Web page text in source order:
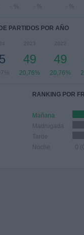
- % - % - %
PARTIDOS POR AÑO
2023
49
20,76%
2022
49
20,76%
RANKING POR
Mañana
Madrugada
Tarde
Noche
0